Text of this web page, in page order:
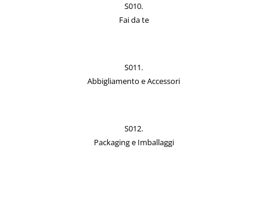
S010.
Fai da te
S011.
Abbigliamento e Accessori
S012.
Packaging e Imballaggi